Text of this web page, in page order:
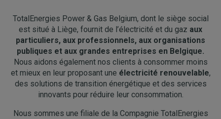
​TotalEnergies Power & Gas Belgium, dont le siège social
est situé à Liège, fournit de l’électricité et du gaz aux
particuliers, aux professionnels, aux organisations
publiques et aux grandes entreprises en Belgique.
Nous aidons également nos clients à consommer moins
et mieux en leur proposant une électricité renouvelable,
des solutions de transition énergétique et des services
innovants pour réduire leur consommation.
Nous sommes une filiale de la Compagnie TotalEnergies